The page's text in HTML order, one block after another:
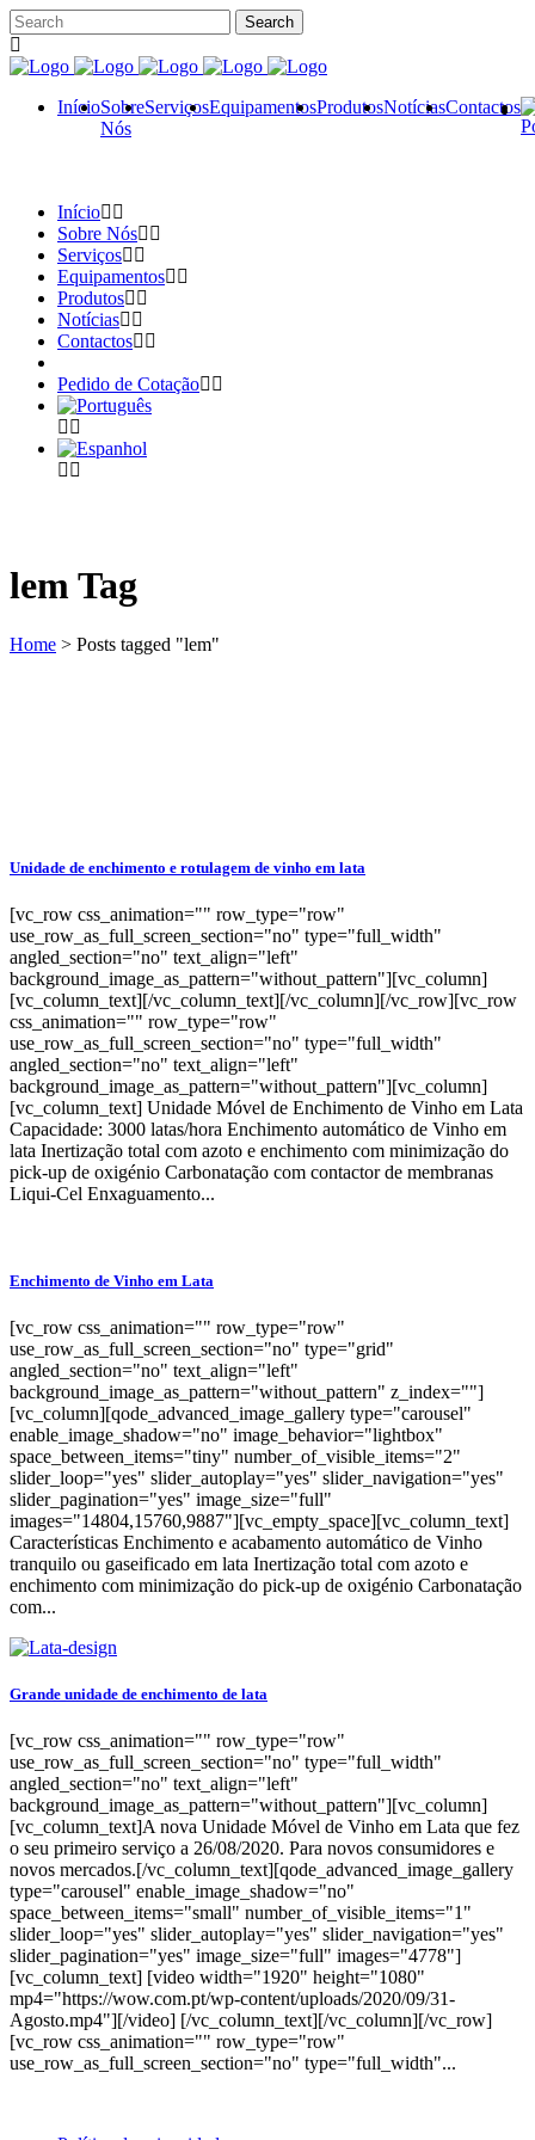
InícioSobre
Nós
ServiçosEquipamentosProdutosNotíciasContactos
Início
Sobre Nós
Serviços
Equipamentos
Produtos
Notícias
Contactos
Pedido de Cotação
lem Tag
Home > Posts tagged "lem"
Unidade de enchimento e rotulagem de vinho em lata
[vc_row css_animation="" row_type="row"
use_row_as_full_screen_section="no" type="full_width"
angled_section="no" text_align="left"
background_image_as_pattern="without_pattern"][vc_column]
[vc_column_text][/vc_column_text][/vc_column][/vc_row][vc_row
css_animation="" row_type="row"
use_row_as_full_screen_section="no" type="full_width"
angled_section="no" text_align="left"
background_image_as_pattern="without_pattern"][vc_column]
[vc_column_text] Unidade Móvel de Enchimento de Vinho em Lata
Capacidade: 3000 latas/hora Enchimento automático de Vinho em
lata Inertização total com azoto e enchimento com minimização do
pick-up de oxigénio Carbonatação com contactor de membranas
Liqui-Cel Enxaguamento...
Enchimento de Vinho em Lata
[vc_row css_animation="" row_type="row"
use_row_as_full_screen_section="no" type="grid"
angled_section="no" text_align="left"
background_image_as_pattern="without_pattern" z_index=""]
[vc_column][qode_advanced_image_gallery type="carousel"
enable_image_shadow="no" image_behavior="lightbox"
space_between_items="tiny" number_of_visible_items="2"
slider_loop="yes" slider_autoplay="yes" slider_navigation="yes"
slider_pagination="yes" image_size="full"
images="14804,15760,9887"][vc_empty_space][vc_column_text]
Características Enchimento e acabamento automático de Vinho
tranquilo ou gaseificado em lata Inertização total com azoto e
enchimento com minimização do pick-up de oxigénio Carbonatação
com...
Grande unidade de enchimento de lata
[vc_row css_animation="" row_type="row"
use_row_as_full_screen_section="no" type="full_width"
angled_section="no" text_align="left"
background_image_as_pattern="without_pattern"][vc_column]
[vc_column_text]A nova Unidade Móvel de Vinho em Lata que fez
o seu primeiro serviço a 26/08/2020. Para novos consumidores e
novos mercados.[/vc_column_text][qode_advanced_image_gallery
type="carousel" enable_image_shadow="no"
space_between_items="small" number_of_visible_items="1"
slider_loop="yes" slider_autoplay="yes" slider_navigation="yes"
slider_pagination="yes" image_size="full" images="4778"]
[vc_column_text] [video width="1920" height="1080"
mp4="https://wow.com.pt/wp-content/uploads/2020/09/31-
Agosto.mp4"][/video] [/vc_column_text][/vc_column][/vc_row]
[vc_row css_animation="" row_type="row"
use_row_as_full_screen_section="no" type="full_width"...